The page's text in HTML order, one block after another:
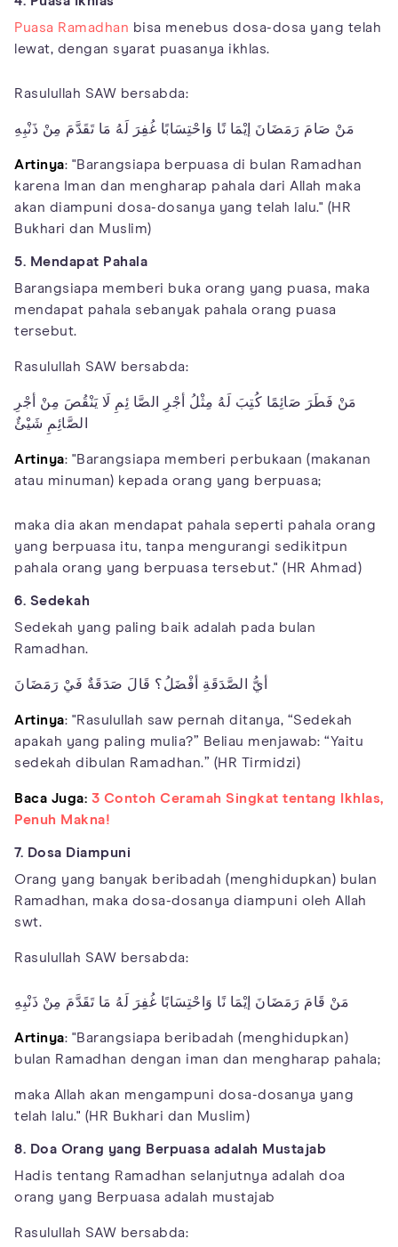
Puasa Ramadhan bisa menebus dosa-dosa yang telah
lewat, dengan syarat puasanya ikhlas.
Rasulullah SAW bersabda:
مَنْ صَامَ رَمَضَانَ إيْمَا نًا وَاحْتِسَابًا غُفِرَ لَهُ مَا تَقَدَّمَ مِنْ ذَنْبِهِ
Artinya: "Barangsiapa berpuasa di bulan Ramadhan
karena Iman dan mengharap pahala dari Allah maka
akan diampuni dosa-dosanya yang telah lalu." (HR
Bukhari dan Muslim)
5. Mendapat Pahala
Barangsiapa memberi buka orang yang puasa, maka
mendapat pahala sebanyak pahala orang puasa
tersebut.
Rasulullah SAW bersabda:
مَنْ فَطَرَ صَائِمًا كُتِبَ لَهُ مِثْلُ أجْرِ الصَّا ئِمِ لَا يَنْقُصَ مِنْ أجْرِ
الصَّائِمِ شَيْئٌ
Artinya: "Barangsiapa memberi perbukaan (makanan
atau minuman) kepada orang yang berpuasa;
maka dia akan mendapat pahala seperti pahala orang
yang berpuasa itu, tanpa mengurangi sedikitpun
pahala orang yang berpuasa tersebut." (HR Ahmad)
6. Sedekah
Sedekah yang paling baik adalah pada bulan
Ramadhan.
أيُّ الصَّدَقَةِ أفْضَلُ؟ قَالَ صَدَقَةٌ فَيْ رَمَضَانَ
Artinya: "Rasulullah saw pernah ditanya, “Sedekah
apakah yang paling mulia?” Beliau menjawab: “Yaitu
sedekah dibulan Ramadhan.” (HR Tirmidzi)
Baca Juga: 3 Contoh Ceramah Singkat tentang Ikhlas,
Penuh Makna!
7. Dosa Diampuni
Orang yang banyak beribadah (menghidupkan) bulan
Ramadhan, maka dosa-dosanya diampuni oleh Allah
swt.
Rasulullah SAW bersabda:
مَنْ قَامَ رَمَضَانَ إيْمَا نًا وَاحْتِسَابًا غُفِرَ لَهُ مَا تَقَدَّمَ مِنْ ذَنْبِهِ
Artinya: "Barangsiapa beribadah (menghidupkan)
bulan Ramadhan dengan iman dan mengharap pahala;
maka Allah akan mengampuni dosa-dosanya yang
telah lalu." (HR Bukhari dan Muslim)
8. Doa Orang yang Berpuasa adalah Mustajab
Hadis tentang Ramadhan selanjutnya adalah doa
orang yang Berpuasa adalah mustajab
Rasulullah SAW bersabda: